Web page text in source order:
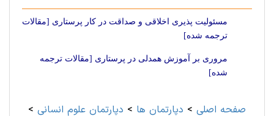
مسئولیت پذیری اخلاقی و صداقت در کار پرستاری [مقالات
ترجمه شده]
مروری بر آموزش همدلی در پرستاری [مقالات ترجمه
شده]
صفحه اصلی > دپارتمان ها > دپارتمان علوم انسانی >